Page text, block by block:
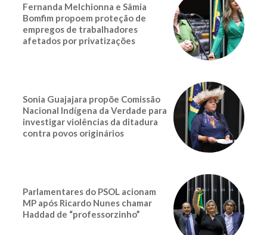
Fernanda Melchionna e Sâmia
Bomfim propoem proteção de
empregos de trabalhadores
afetados por privatizações
Sonia Guajajara propõe Comissão
Nacional Indígena da Verdade para
investigar violências da ditadura
contra povos originários
Parlamentares do PSOL acionam
MP após Ricardo Nunes chamar
Haddad de “professorzinho”